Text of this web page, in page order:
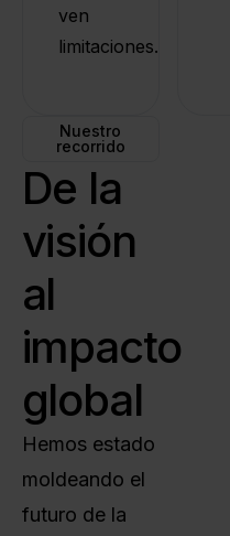
ven
limitaciones.
Nuestro
recorrido
De la
visión
al
impacto
global
Hemos estado
moldeando el
futuro de la